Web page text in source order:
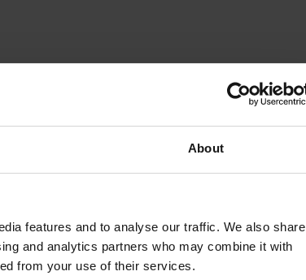
About
features and to analyse our traffic. We also share
and analytics partners who may combine it with
from your use of their services.